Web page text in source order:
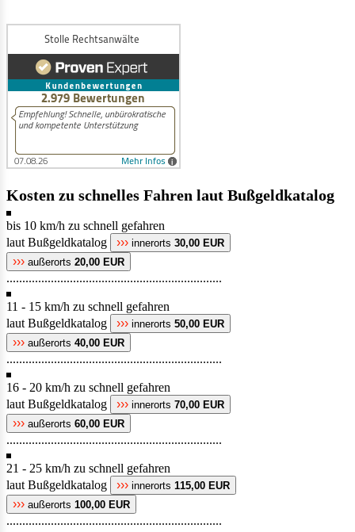
Kosten zu schnelles Fahren laut Bußgeldkatalog
bis 10 km/h zu schnell gefahren
laut Bußgeldkatalog
››› innerorts 30,00 EUR
››› außerorts 20,00 EUR
....................................................................
11 - 15 km/h zu schnell gefahren
laut Bußgeldkatalog
››› innerorts 50,00 EUR
››› außerorts 40,00 EUR
....................................................................
16 - 20 km/h zu schnell gefahren
laut Bußgeldkatalog
››› innerorts 70,00 EUR
››› außerorts 60,00 EUR
....................................................................
21 - 25 km/h zu schnell gefahren
laut Bußgeldkatalog
››› innerorts 115,00 EUR
››› außerorts 100,00 EUR
....................................................................